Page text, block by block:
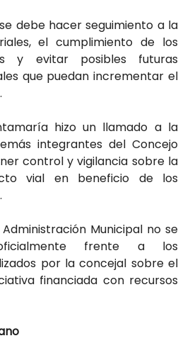
debe hacer seguimiento a la
el cumplimiento de los
y evitar posibles futuras
que puedan incrementar el
hizo un llamado a la
integrantes del Concejo
control y vigilancia sobre la
vial en beneficio de los
Municipal no se
frente a los
por la concejal sobre el
financiada con recursos